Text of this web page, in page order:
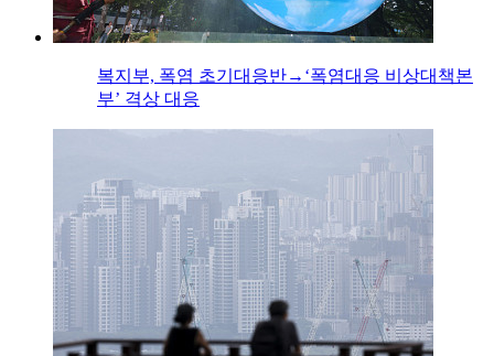
복지부, 폭염 초기대응반→‘폭염대응 비상대책본
부’ 격상 대응